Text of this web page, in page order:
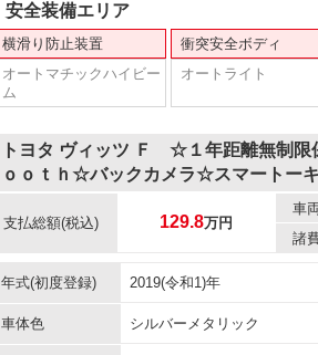
安全装備エリア
横滑り防止装置 衝突安全ボディ
オートマチックハイビー
ム
オートライト
トヨタ ヴィッツ Ｆ ☆１年距離無制
ｏｏｔｈ☆バックカメラ☆スマートー
支払総額(税込) 129.8万円
車
諸
年式(初度登録) 2019(令和1)年
車体色 シルバーメタリック